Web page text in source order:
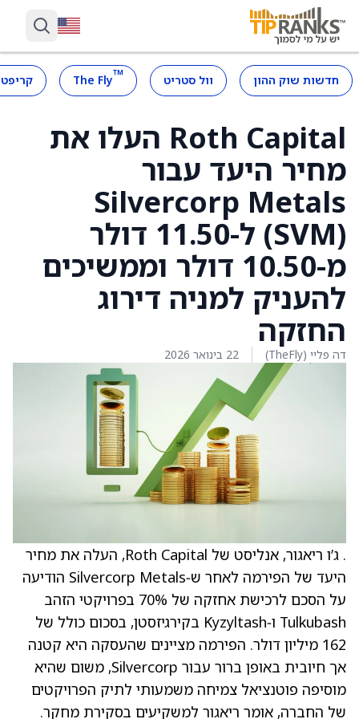
חדשות שוק ההון וול סטריט ™
The Fly
Roth Capital העלו את
מחיר היעד עבור
Silvercorp Metals
(SVM) ל-11.50 דולר
מ-10.50 דולר וממשיכים
להעניק למניה דירוג
החזקה
דה פליי (TheFly) 22 בינואר 2026
. ג’ו ריאגור, אנליסט של Roth Capital, העלה את מחיר
היעד של הפירמה לאחר ש‑Silvercorp Metals הודיעה
על הסכם לרכישת אחזקה של 70% בפרויקטי הזהב
Tulkubash ו‑Kyzyltash בקירגיזסטן, בסכום כולל של
162 מיליון דולר. הפירמה מציינים שהעסקה היא קטנה
אך חיובית באופן ברור עבור Silvercorp, משום שהיא
מוסיפה פוטנציאל צמיחה משמעותי לתיק הפרויקטים
של החברה, אומר ריאגור למשקיעים בסקירת מחקר.